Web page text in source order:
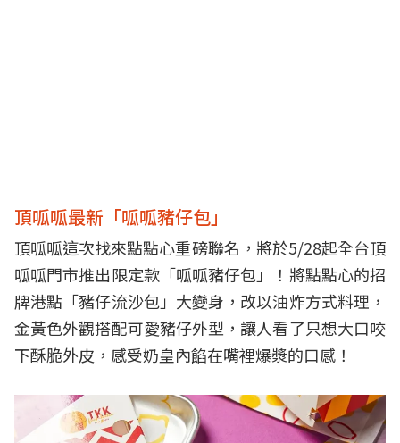
頂呱呱最新「呱呱豬仔包」
頂呱呱這次找來點點心重磅聯名，將於5/28起全台頂
呱呱門市推出限定款「呱呱豬仔包」！將點點心的招
牌港點「豬仔流沙包」大變身，改以油炸方式料理，
金黃色外觀搭配可愛豬仔外型，讓人看了只想大口咬
下酥脆外皮，感受奶皇內餡在嘴裡爆漿的口感！